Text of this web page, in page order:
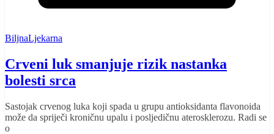
BiljnaLjekarna
Crveni luk smanjuje rizik nastanka
bolesti srca
Sastojak crvenog luka koji spada u grupu antioksidanta flavonoida
može da spriječi kroničnu upalu i posljedičnu aterosklerozu. Radi se
o